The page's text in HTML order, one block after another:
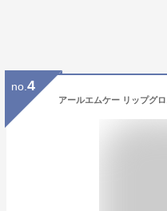
no. 4